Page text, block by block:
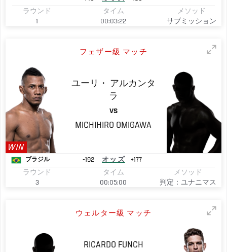
ラウンド
1
タイム
00:03:22
メソッド
サブミッション
フェザー級 マッチ
WIN
ユーリ・
アルカンタ
ラ
VS
MICHIHIRO OMIGAWA
ブラジル -192 オッズ
+177
ラウンド
3
タイム
00:05:00
メソッド
判定：ユナニマス
ウェルター級 マッチ
RICARDO FUNCH